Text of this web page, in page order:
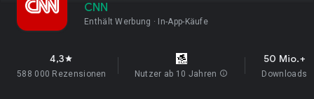
CNN
Enthält Werbung In-App-Käufe
4,3star
588 000 Rezensionen Nutzer ab 10 Jahren info
50 Mio.+
Downloads